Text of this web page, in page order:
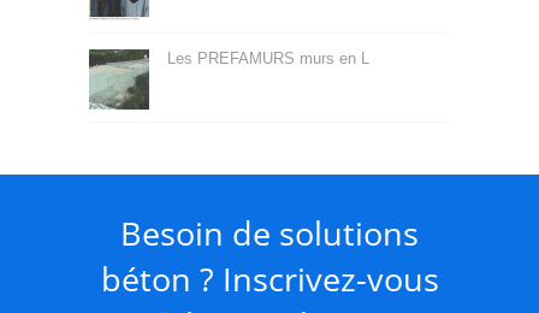
Les PREFAMURS murs en L
Besoin de solutions
béton ? Inscrivez-vous